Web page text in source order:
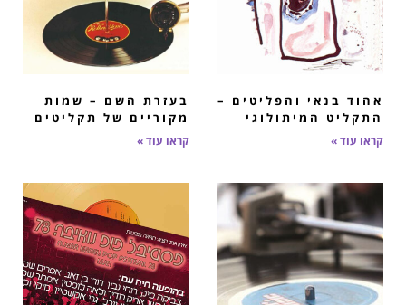
אהוד בנאי והפליטים –
התקליט המיתולוגי
קראו עוד »
בעזרת השם – שמות
מקוריים של תקליטים
קראו עוד »